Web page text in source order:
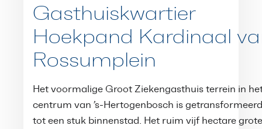
Gasthuiskwartier
Hoekpand Kardinaal
Rossumplein
Het voormalige Groot Ziekengasthuis terrein in
centrum van ’s-Hertogenbosch is getransformeerd
tot een stuk binnenstad. Het ruim vijf hectare grote